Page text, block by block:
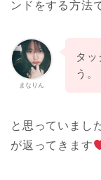
ンドをする方法
まなりん
タ
う。
と思っていまし
が返ってきます